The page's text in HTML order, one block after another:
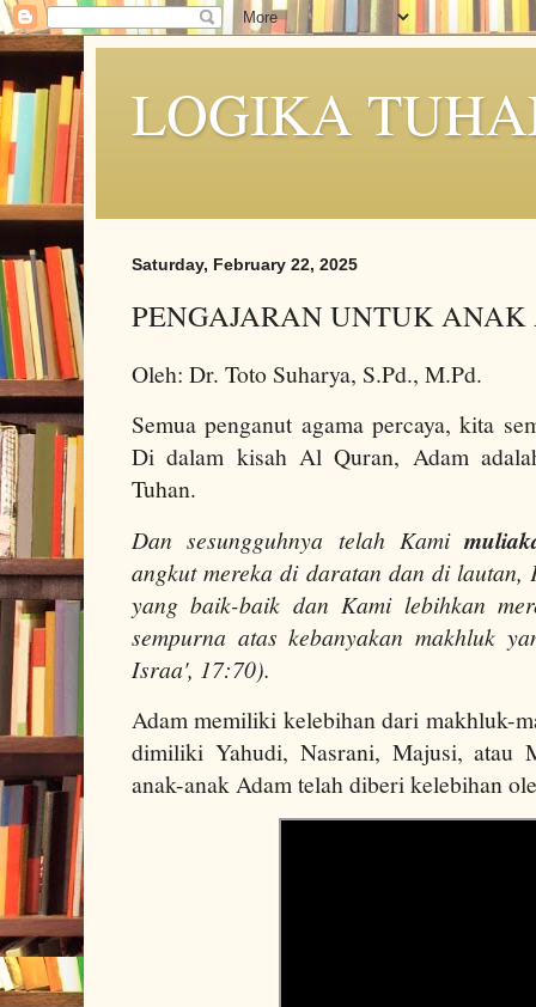
LOGIKA
Saturday, February 22, 2025
PENGAJARAN UNTUK ANAK
Oleh: Dr. Toto Suharya, S.Pd., M.Pd.
Semua penganut agama percaya, kita
Di dalam kisah Al Quran, Adam
Tuhan.
Dan sesungguhnya telah Kami
angkut mereka di daratan dan di
yang baik-baik dan Kami lebihkan
sempurna atas kebanyakan makhluk
Israa', 17:70).
Adam memiliki kelebihan dari makhluk-
dimiliki Yahudi, Nasrani, Majusi, atau
anak-anak Adam telah diberi kelebihan